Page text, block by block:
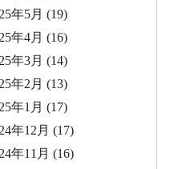
年5月 (19)
年4月 (16)
年3月 (14)
年2月 (13)
年1月 (17)
年12月 (17)
年11月 (16)